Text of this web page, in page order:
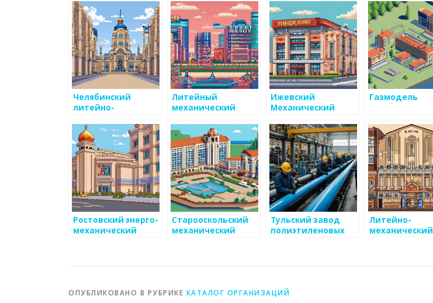
завод
завод
завод
завод
Челябинский
литейно-
центр
Литейный
механический
Ижевский
Механический
Газмодель
Ростовский энерго-
механический
Старооскольский
механический
Тульский завод
полиэтиленовых
Литейно-
механический
ОПУБЛИКОВАНО В РУБРИКЕ КАТАЛОГ ОРГАНИЗАЦИЙ